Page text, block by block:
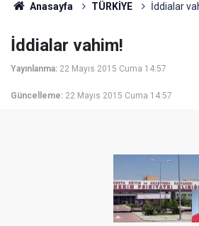
Anasayfa TÜRKİYE İddialar
İddialar vahim!
Yayınlanma: 22 Mayıs 2015 Cuma 14:57
Güncelleme: 22 Mayıs 2015 Cuma 14:57